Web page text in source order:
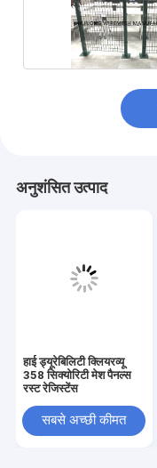
अनुशंसित उत्पाद
हाई ड्यूरेबिलिटी क्लियरव्यू
358 सिक्योरिटी मेश पैनल्स
रस्ट रेजिस्टेंस
सबसे अच्छी कीमत